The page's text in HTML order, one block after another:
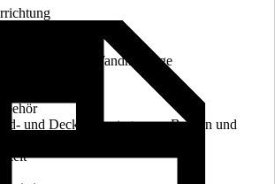
oder links
Klemmträger, Wandmontage
und Deckenmontage zum Bohren und
zum Klemmen inklusive